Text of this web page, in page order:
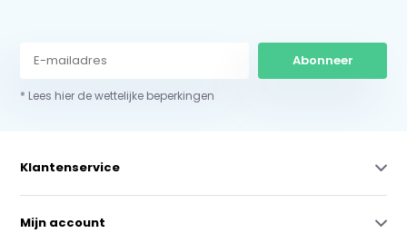
Abonneer
* Lees hier de wettelijke beperkingen
Klantenservice
Mijn account